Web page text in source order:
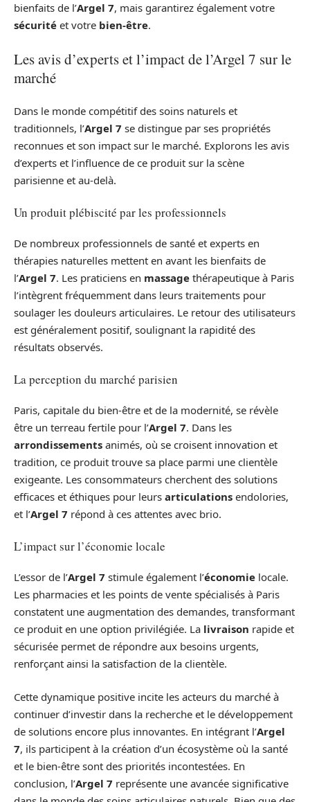
bienfaits de l’Argel 7, mais garantirez également votre
sécurité et votre bien-être.
Les avis d’experts et l’impact de l’Argel 7 sur le
marché
Dans le monde compétitif des soins naturels et
traditionnels, l’Argel 7 se distingue par ses propriétés
reconnues et son impact sur le marché. Explorons les avis
d’experts et l’influence de ce produit sur la scène
parisienne et au-delà.
Un produit plébiscité par les professionnels
De nombreux professionnels de santé et experts en
thérapies naturelles mettent en avant les bienfaits de
l’Argel 7. Les praticiens en massage thérapeutique à Paris
l’intègrent fréquemment dans leurs traitements pour
soulager les douleurs articulaires. Le retour des utilisateurs
est généralement positif, soulignant la rapidité des
résultats observés.
La perception du marché parisien
Paris, capitale du bien-être et de la modernité, se révèle
être un terreau fertile pour l’Argel 7. Dans les
arrondissements animés, où se croisent innovation et
tradition, ce produit trouve sa place parmi une clientèle
exigeante. Les consommateurs cherchent des solutions
efficaces et éthiques pour leurs articulations endolories,
et l’Argel 7 répond à ces attentes avec brio.
L’impact sur l’économie locale
L’essor de l’Argel 7 stimule également l’économie locale.
Les pharmacies et les points de vente spécialisés à Paris
constatent une augmentation des demandes, transformant
ce produit en une option privilégiée. La livraison rapide et
sécurisée permet de répondre aux besoins urgents,
renforçant ainsi la satisfaction de la clientèle.
Cette dynamique positive incite les acteurs du marché à
continuer d’investir dans la recherche et le développement
de solutions encore plus innovantes. En intégrant l’Argel
7, ils participent à la création d’un écosystème où la santé
et le bien-être sont des priorités incontestées. En
conclusion, l’Argel 7 représente une avancée significative